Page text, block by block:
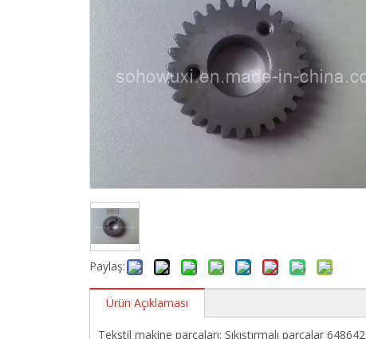
Paylaş:
Ürün Açıklaması
Tekstil makine parçaları: Sıkıştırmalı parçalar 648642